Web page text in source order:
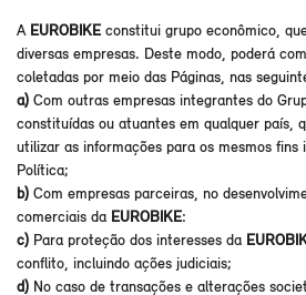
A EUROBIKE constitui grupo econômico,
diversas empresas. Deste modo, poderá
coletadas por meio das Páginas, nas
a) Com outras empresas integrantes do
constituídas ou atuantes em qualquer país,
utilizar as informações para os mesmos fins
Política;
b) Com empresas parceiras, no
comerciais da EUROBIKE:
c) Para proteção dos interesses da
conflito, incluindo ações judiciais;
d) No caso de transações e alterações